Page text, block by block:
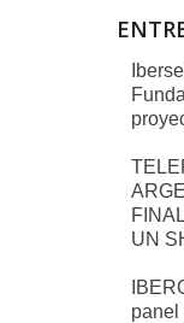
UN
panel